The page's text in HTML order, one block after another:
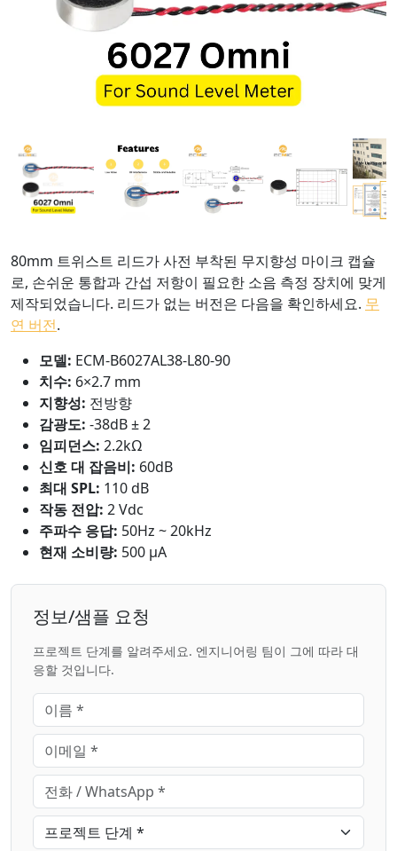
80mm 트위스트 리드가 사전 부착된 무지향성 마이크 캡슐
로, 손쉬운 통합과 간섭 저항이 필요한 소음 측정 장치에 맞게
제작되었습니다. 리드가 없는 버전은 다음을 확인하세요. 무
연 버전.
모델: ECM-B6027AL38-L80-90
치수: 6×2.7 mm
지향성: 전방향
감광도: -38dB ± 2
임피던스: 2.2kΩ
신호 대 잡음비: 60dB
최대 SPL: 110 dB
작동 전압: 2 Vdc
주파수 응답: 50Hz ~ 20kHz
현재 소비량: 500 μA
정보/샘플 요청
프로젝트 단계를 알려주세요. 엔지니어링 팀이 그에 따라 대
응할 것입니다.